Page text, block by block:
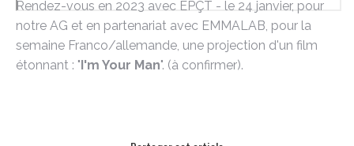
Rendez-vous en 2023 avec EPÇT - le 24 janvier, pour
notre AG et en partenariat avec EMMALAB, pour la
semaine Franco/allemande, une projection d'un film
étonnant : "I'm Your Man". (à confirmer).